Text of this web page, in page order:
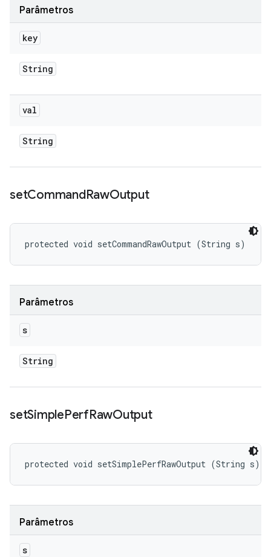
Parâmetros
key
String
val
String
setCommandRawOutput
protected void setCommandRawOutput (String s)
Parâmetros
s
String
setSimplePerfRawOutput
protected void setSimplePerfRawOutput (String s)
Parâmetros
s